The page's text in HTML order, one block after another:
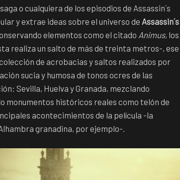
o cualquiera de los episodios de Assassin´s
y extrae ideas sobre el universo de Assassin´s
elementos como el citado Animus, los
realiza un salto de más de treinta metros-, ese
de acrobacias y saltos realizados por
sucia y humosa de tonos ocres de las
Sevilla, Huelva y Granada, mezclando
monumentos históricos reales como telón de
acontecimientos de la película -la
granadina, por ejemplo-.